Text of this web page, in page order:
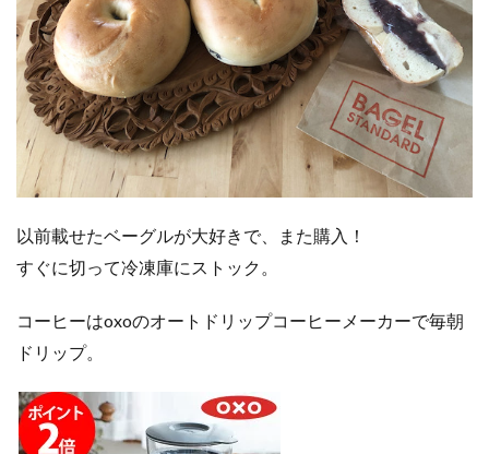
以前載せたベーグルが大好きで、また購入！
すぐに切って冷凍庫にストック。
コーヒーはoxoのオートドリップコーヒーメーカーで毎朝
ドリップ。